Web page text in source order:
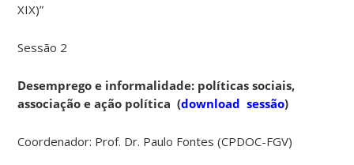
XIX)”
Sessão 2
Desemprego e informalidade: políticas sociais,
associação e ação política(download sessão)
Coordenador: Prof. Dr. Paulo Fontes (CPDOC-FGV)